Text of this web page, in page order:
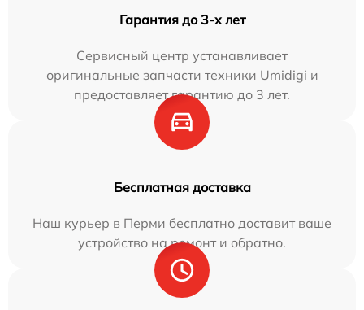
Гарантия до 3-х лет
Сервисный центр устанавливает
оригинальные запчасти техники Umidigi и
предоставляет гарантию до 3 лет.
Бесплатная доставка
Наш курьер в Перми бесплатно доставит ваше
устройство на ремонт и обратно.